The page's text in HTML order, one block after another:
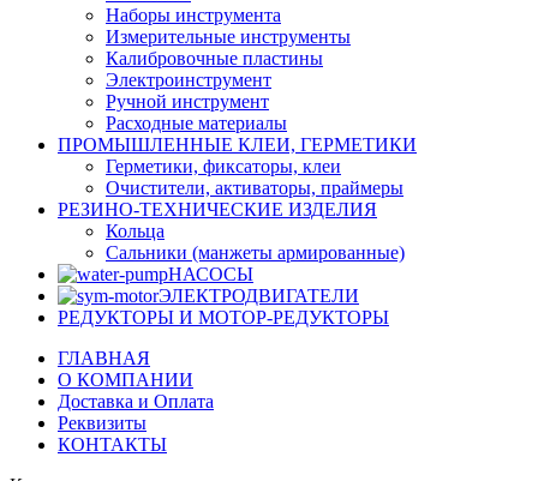
Наборы инструмента
Измерительные инструменты
Калибровочные пластины
Электроинструмент
Ручной инструмент
Расходные материалы
ПРОМЫШЛЕННЫЕ КЛЕИ, ГЕРМЕТИКИ
Герметики, фиксаторы, клеи
Очистители, активаторы, праймеры
РЕЗИНО-ТЕХНИЧЕСКИЕ ИЗДЕЛИЯ
Кольца
Сальники (манжеты армированные)
НАСОСЫ
ЭЛЕКТРОДВИГАТЕЛИ
РЕДУКТОРЫ И МОТОР-РЕДУКТОРЫ
ГЛАВНАЯ
О КОМПАНИИ
Доставка и Оплата
Реквизиты
КОНТАКТЫ